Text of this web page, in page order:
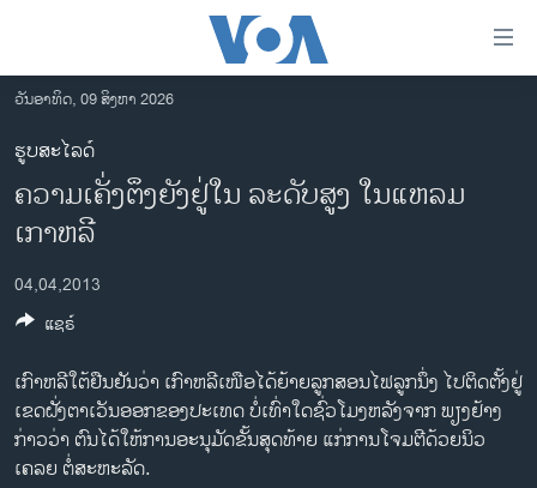
ເຂົ້າ
ຫາ
ຂ້າມ
ຂ້າມ
ຂ້າມ
ໄປ
ຫາ
ຊອກ
ລາວ
ອາເມຣິກາ
ຂ່າວ​ຈີນ
ເອເຊຍ
ອິດສະຫຼະພາບດ້ານການຂ່າວ
ຊີວິດຊາວລາວ
ວັນອາທິດ, 09 ສິງຫາ 2026
ຮູບສະໄລດ໌
ຄວາມເຄັ່ງຕຶງຍັງຢູ່ໃນ ລະດັບສູງ ໃນແຫລມ
ເກາຫລີ
04,04,2013
ເກົາຫລີໃຕ້ຢືນຢັນວ່າ ເກົາຫລີເໜືອໄດ້ຍ້າຍລູກສອນໄຟລູກນຶ່ງ ໄປຕິດຕັ້ງຢູ່
ເຂດຝັ່ງຕາເວັນອອກຂອງປະເທດ ບໍ່ເທົ່າໃດຊົ່ວໂມງຫລັງຈາກ ພຽງຢ້າງ
ກ່າວວ່າ ຕົນໄດ້ໃຫ້ການອະນຸມັດຂັ້ນສຸດທ້າຍ ແກ່ການໂຈມຕີດ້ວຍນິວ
ເຄລຍ ຕໍ່ສະຫະລັດ.
ແຊຣ໌